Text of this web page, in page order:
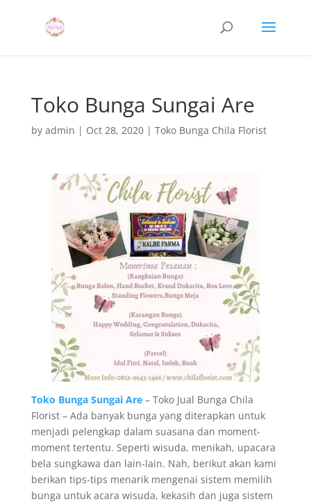
Toko Bunga Sungai Are
by admin | Oct 28, 2020| Toko Bunga Chila Florist
Toko Bunga Sungai Are– Toko Jual Bunga Chila
Florist – Ada banyak bunga yang diterapkan untuk
menjadi pelengkap dalam suasana dan moment-
moment tertentu. Seperti wisuda, menikah, upacara
bela sungkawa dan lain-lain. Nah, berikut akan kami
berikan tips-tips menarik mengenai sistem memilih
bunga untuk acara wisuda, kekasih dan juga sistem